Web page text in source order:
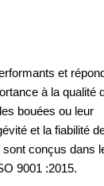
et
à la qualité
bouées ou leur
et la fiabilité
conçus dans
9001 :2015.